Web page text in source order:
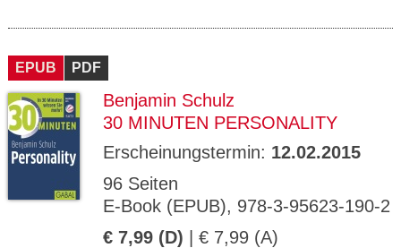
EPUB PDF
Benjamin Schulz
30 MINUTEN PERSONALITY
Erscheinungstermin: 12.02.2015
96 Seiten
E-Book (EPUB), 978-3-95623-190-2
€ 7,99 (D) | € 7,99 (A)